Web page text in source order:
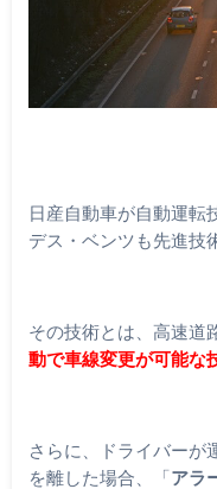
日産自動車が自動運転
デス・ベンツも先進技
その技術とは、高速道
動で車線変更が可能な
さらに、ドライバーが
を離した場合、「アラ